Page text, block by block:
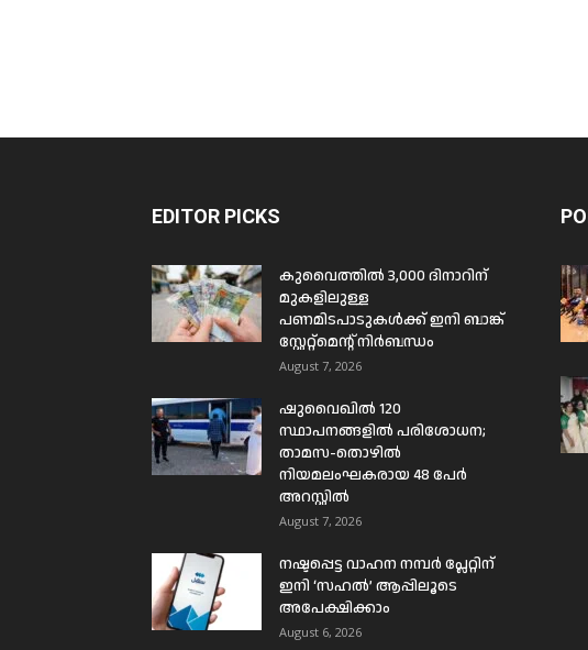
EDITOR PICKS
കുവൈത്തിൽ 3,000 ദിനാറിന്
മുകളിലുള്ള
പണമിടപാടുകൾക്ക് ഇനി ബാങ്ക്
സ്റ്റേറ്റ്മെന്റ് നിർബന്ധം
August 7, 2026
ഷുവൈഖിൽ 120
സ്ഥാപനങ്ങളിൽ പരിശോധന;
താമസ-തൊഴിൽ
നിയമലംഘകരായ 48 പേർ
അറസ്റ്റിൽ
August 7, 2026
നഷ്ടപ്പെട്ട വാഹന നമ്പർ പ്ലേറ്റിന്
ഇനി ‘സഹൽ’ ആപ്പിലൂടെ
അപേക്ഷിക്കാം
August 6, 2026